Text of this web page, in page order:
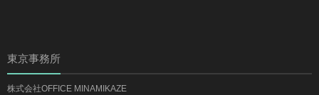
東京事務所
株式会社OFFICE MINAMIKAZE